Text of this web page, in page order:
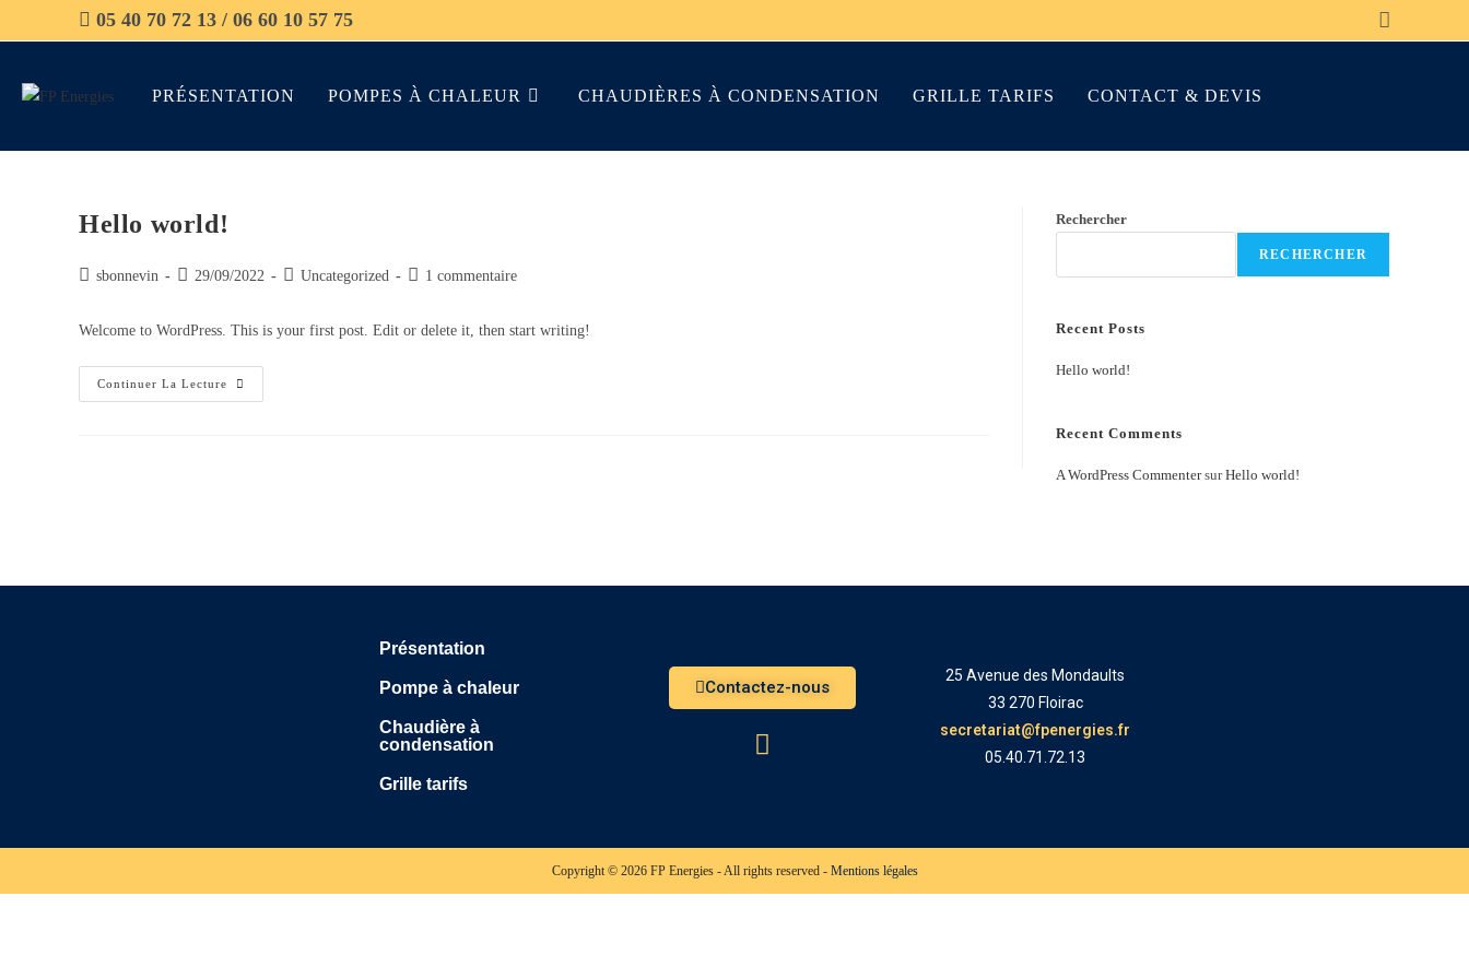
05 40 70 72 13 / 06 60 10 57 75
PRÉSENTATION POMPES À CHALEUR CHAUDIÈRES À CONDENSATION GRILLE TARIFS CONTACT & DEVIS
Hello world!
sbonnevin 29/09/2022 Uncategorized 1 commentaire
Welcome to WordPress. This is your first post. Edit or delete it, then start writing!
Continuer La Lecture
Rechercher
RECHERCHER
Recent Posts
Hello world!
Recent Comments
A WordPress CommentersurHello world!
Présentation
Pompe à chaleur
Chaudière à
condensation
Grille tarifs
Contactez-nous
25 Avenue des Mondaults
33 270 Floirac
secretariat@fpenergies.fr
05.40.71.72.13
Copyright © 2026 FP Energies - All rights reserved - Mentions légales